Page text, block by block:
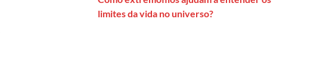
limites da vida no universo?